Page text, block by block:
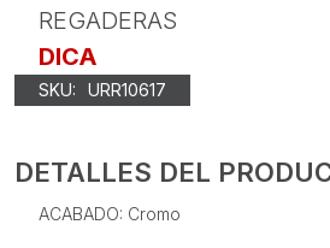
REGADERAS
DICA
SKU: URR10617
DETALLES DEL
ACABADO: Cromo